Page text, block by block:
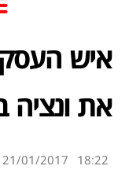
איש
את
18:22
21/01/2017